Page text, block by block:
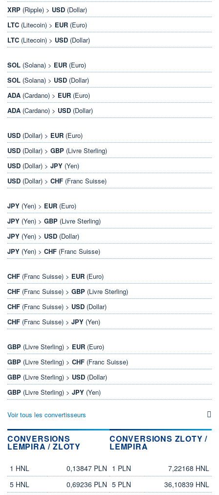
XRP (Ripple) > USD (Dollar)
LTC (Litecoin) > EUR (Euro)
LTC (Litecoin) > USD (Dollar)
SOL (Solana) > EUR (Euro)
SOL (Solana) > USD (Dollar)
ADA (Cardano) > EUR (Euro)
ADA (Cardano) > USD (Dollar)
USD (Dollar) > EUR (Euro)
USD (Dollar) > GBP (Livre Sterling)
USD (Dollar) > JPY (Yen)
USD (Dollar) > CHF (Franc Suisse)
JPY (Yen) > EUR (Euro)
JPY (Yen) > GBP (Livre Sterling)
JPY (Yen) > USD (Dollar)
JPY (Yen) > CHF (Franc Suisse)
CHF (Franc Suisse) > EUR (Euro)
CHF (Franc Suisse) > GBP (Livre Sterling)
CHF (Franc Suisse) > USD (Dollar)
CHF (Franc Suisse) > JPY (Yen)
GBP (Livre Sterling) > EUR (Euro)
GBP (Livre Sterling) > CHF (Franc Suisse)
GBP (Livre Sterling) > USD (Dollar)
GBP (Livre Sterling) > JPY (Yen)
Voir tous les convertisseurs
CONVERSIONS
LEMPIRA / ZLOTY
lempira
zloty
1 HNL
0,13847 PLN
5 HNL
0,69236 PLN
CONVERSIONS ZLOTY /
LEMPIRA
zloty
lempira
1 PLN
7,22168 HNL
5 PLN
36,10839 HNL